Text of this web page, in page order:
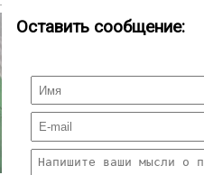
Оставить сообщение: